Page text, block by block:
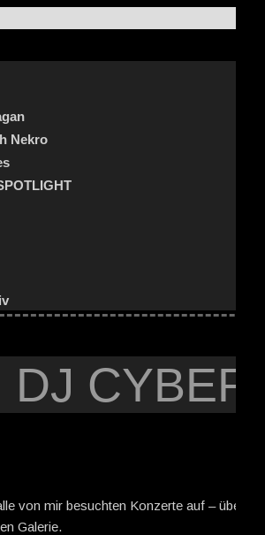
Nekro
DJ
von mir besuchten Konzerte auf – über
Galerie.